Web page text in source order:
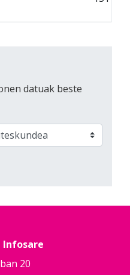
datuak beste
Infosare
20